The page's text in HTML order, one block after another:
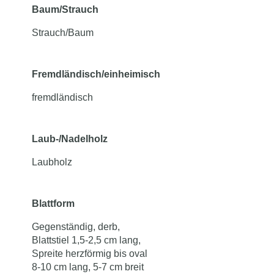
Baum/Strauch
Strauch/Baum
Fremdländisch/einheimisch
fremdländisch
Laub-/Nadelholz
Laubholz
Blattform
Gegenständig, derb,
Blattstiel 1,5-2,5 cm lang,
Spreite herzförmig bis oval
8-10 cm lang, 5-7 cm breit